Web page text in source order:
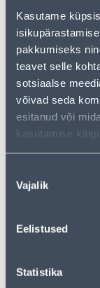
Kasutame
pakkumiseks
teavet selle
sotsiaalse
võivad seda
esitanud või
kasutamise
valik
Vajalik
Eelistused
Statistika
• Vastupidav
koormate
• Pikkus on 4 m.
• 14-päevane
• HANKIJA